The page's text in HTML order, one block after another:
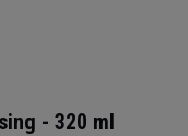
- 320 ml